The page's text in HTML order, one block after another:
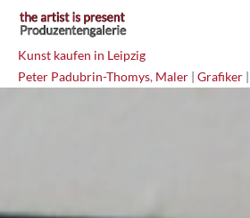
Kunst kaufen in Leipzig
Peter Padubrin-Thomys, Maler | Grafiker |